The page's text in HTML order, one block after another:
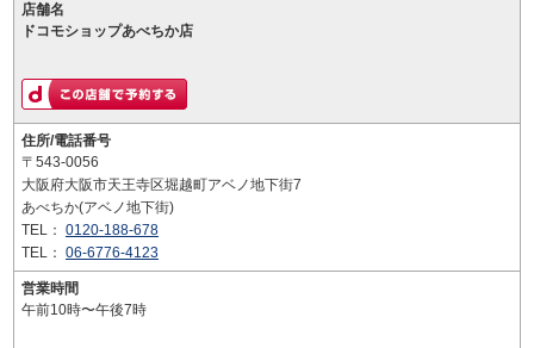
店舗名
ドコモショップあべちか店
住所/電話番号
〒543-0056
大阪府大阪市天王寺区堀越町アベノ地下街7
あべちか(アベノ地下街)
TEL： 0120-188-678
TEL： 06-6776-4123
営業時間
午前10時〜午後7時